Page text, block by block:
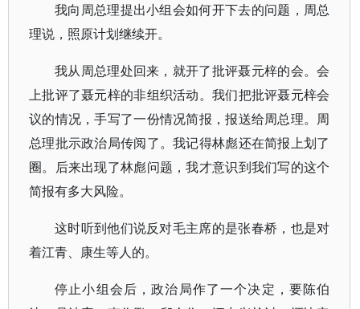
我向周总理提出小组会如何开下去的问题，周总
理说，照原计划继续开。
我从周总理处回来，就开了批评聂元梓的会。会
上批评了聂元梓的非组织活动。我们把批评聂元梓会
议的情况，手写了一份情况简报，报送给周总理。周
总理批示政治局传阅了。我记得林彪还在简报上划了
圈。后来出现了林彪问题，我才意识到我们写的这个
简报有多大风险。
这时听到他们说反对毛主席的是张春桥，也是对
着江青、康生等人的。
停止小组会后，政治局作了一个决定，要陈伯